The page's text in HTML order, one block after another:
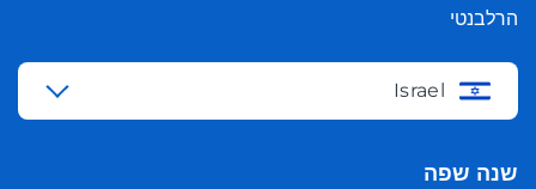
הרלבנטי
Israel
שנה שפה